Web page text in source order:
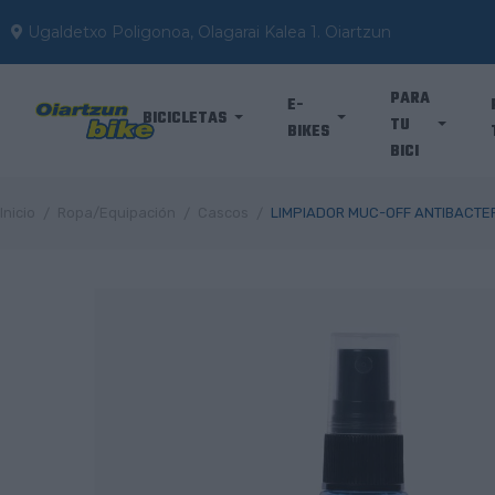
Ugaldetxo Poligonoa, Olagarai Kalea 1. Oiartzun
BICICLETAS
E-
BIKES
PARA
TU
BICI
LIMPIADOR MUC-OFF